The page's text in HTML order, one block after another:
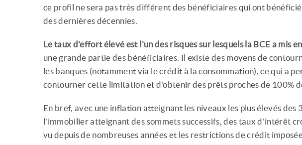
ce profil ne sera pas très différent des bénéficiaires qui ont
des dernières décennies.
Le taux d'effort élevé est l'un des risques sur lesquels la BCE a mis
une grande partie des bénéficiaires. Il existe des moyens de
les banques (notamment via le crédit à la consommation), ce qui a
contourner cette limitation et d'obtenir des prêts proches de 100%
En bref, avec une inflation atteignant les niveaux les plus élevés des
l'immobilier atteignant des sommets successifs, des taux d'intérêt
vu depuis de nombreuses années et les restrictions de crédit